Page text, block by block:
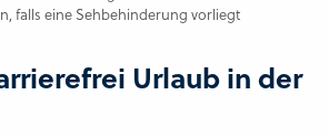
falls eine Sehbehinderung vorliegt
Urlaub in der